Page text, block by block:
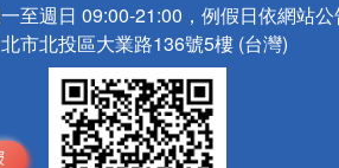
至週日 09:00-21:00，例假日依網站
市北投區大業路136號5樓 (台灣)